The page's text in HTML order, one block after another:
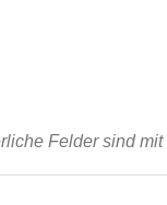
Felder sind mit